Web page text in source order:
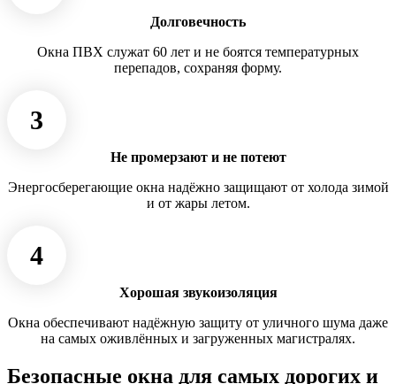
Долговечность
Окна ПВХ служат 60 лет и не боятся температурных
перепадов, сохраняя форму.
3
Не промерзают и не потеют
Энергосберегающие окна надёжно защищают от холода зимой
и от жары летом.
4
Хорошая звукоизоляция
Окна обеспечивают надёжную защиту от уличного шума даже
на самых оживлённых и загруженных магистралях.
Безопасные окна для самых дорогих и